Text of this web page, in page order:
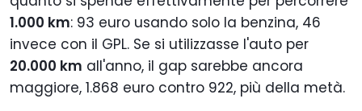
1.000 km: 93 euro usando solo la benzina, 46
invece con il GPL. Se si utilizzasse l'auto per
20.000 km all'anno, il gap sarebbe ancora
maggiore, 1.868 euro contro 922, più della metà.